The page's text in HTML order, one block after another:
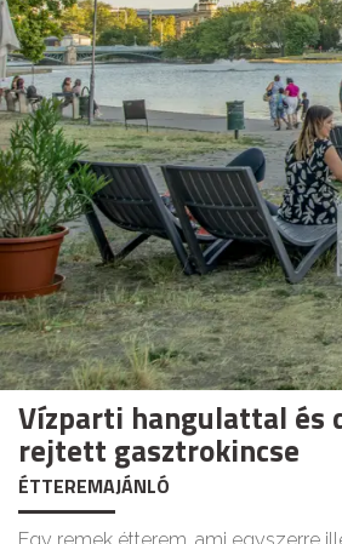
Vízparti hangulattal és
rejtett gasztrokincse
ÉTTEREMAJÁNLÓ